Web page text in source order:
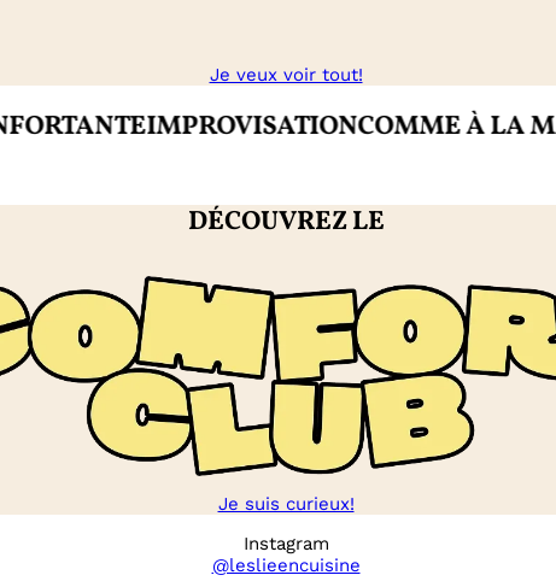
Je veux voir tout!
IMPROVISATIONCOMME À LA
DÉCOUVREZ LE
Je suis curieux!
Instagram
@leslieencuisine